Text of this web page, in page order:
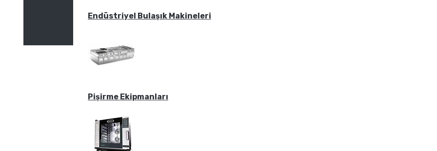
Endüstriyel Bulaşık Makineleri
Pişirme Ekipmanları